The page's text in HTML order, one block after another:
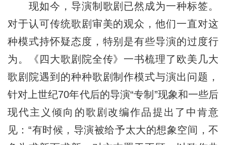
现如今，导演制歌剧已然成为一种标签。
对于认可传统歌剧审美的观众，他们一直对这
种模式持怀疑态度，特别是有些导演的过度行
为。《四大歌剧院全传》一书梳理了欧美几大
歌剧院遇到的种种歌剧制作模式与演出问题，
针对上世纪70年代后的导演“专制”现象和一些后
现代主义倾向的歌剧改编作品提出了中肯意
见：“有时候，导演被给予太大的想象空间，不